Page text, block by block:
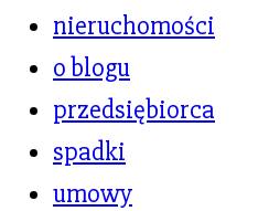
nieruchomości
o blogu
przedsiębiorca
spadki
umowy